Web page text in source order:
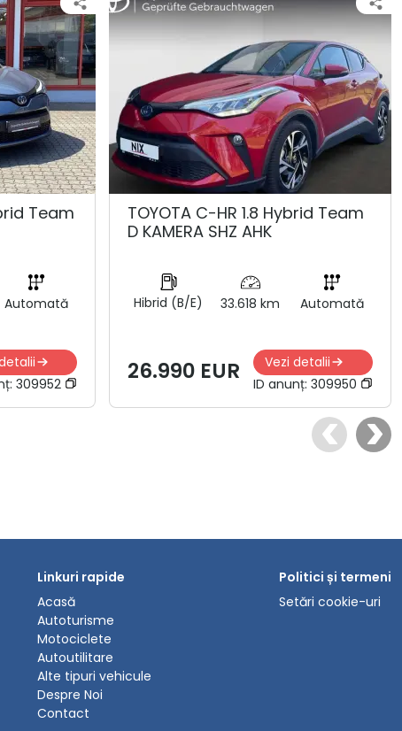
Team
Automată
309952
TOYOTA C-HR 1.8 Hybrid Team
D KAMERA SHZ AHK
Hibrid (B/E) 33.618 km Automată
26.990 EUR
Vezi detalii
ID anunț: 309950
Linkuri rapide
Acasă
Autoturisme
Motociclete
Autoutilitare
Alte tipuri vehicule
Despre Noi
Contact
Politici și termeni
Setări cookie-uri